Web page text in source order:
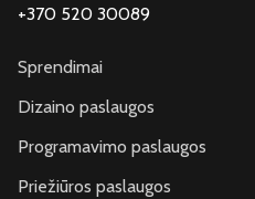
+370 520 30089
Sprendimai
Dizaino paslaugos
Programavimo paslaugos
Priežiūros paslaugos